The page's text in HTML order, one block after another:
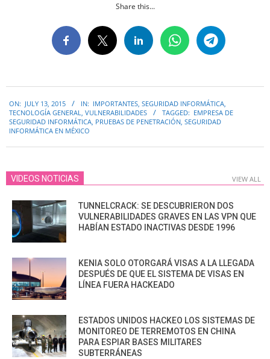
Share this...
07-
13
ON: JULY 13, 2015 IN: IMPORTANTES SEGURIDAD INFORMÁTICA
TECNOLOGÍA GENERAL
VULNERABILIDADES TAGGED: EMPRESA DE
SEGURIDAD INFORMÁTICA PRUEBAS DE PENETRACIÓN SEGURIDAD
INFORMÁTICA EN MÉXICO
VIDEOS NOTICIAS VIEW ALL
TUNNELCRACK: SE DESCUBRIERON DOS
VULNERABILIDADES GRAVES EN LAS VPN QUE
HABÍAN ESTADO INACTIVAS DESDE 1996
KENIA SOLO OTORGARÁ VISAS A LA LLEGADA
DESPUÉS DE QUE EL SISTEMA DE VISAS EN
LÍNEA FUERA HACKEADO
ESTADOS UNIDOS HACKEO LOS SISTEMAS DE
MONITOREO DE TERREMOTOS EN CHINA
PARA ESPIAR BASES MILITARES
SUBTERRÁNEAS